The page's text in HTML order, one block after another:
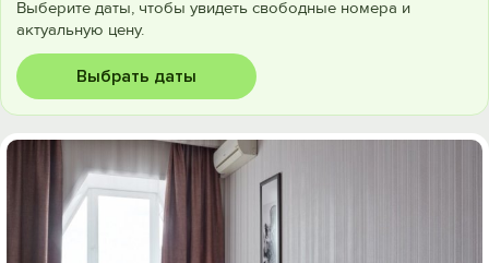
Выберите даты, чтобы увидеть свободные номера и
актуальную цену.
Выбрать даты